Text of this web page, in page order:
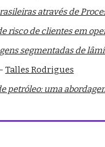
através de
risco de clientes em
segmentadas de
Talles Rodrigues
petróleo: uma